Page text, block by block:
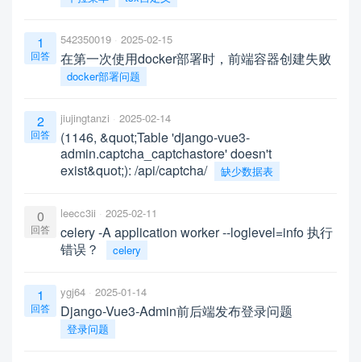
1
回答
542350019 2025-02-15
在第一次使用docker部署时，前端容器创建失败
docker部署问题
2
回答
jiujingtanzi 2025-02-14
(1146, &quot;Table 'django-vue3-
admin.captcha_captchastore' doesn't
exist&quot;): /api/captcha/
缺少数据表
0
回答
leecc3ii 2025-02-11
celery -A application worker --loglevel=info 执行
错误？
celery
1
回答
ygj64 2025-01-14
Django-Vue3-Admin前后端发布登录问题
登录问题